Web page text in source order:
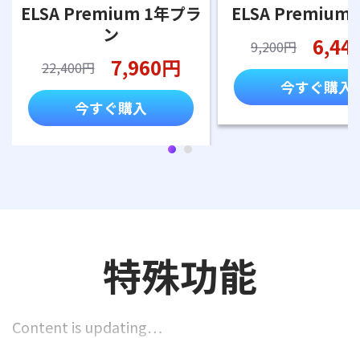
ELSA Premium 1年プラ
ン
22,400円 7,960円
今すぐ購入
ELSA Premium
9,200円
今すぐ購入
特殊功能
Content is updating…